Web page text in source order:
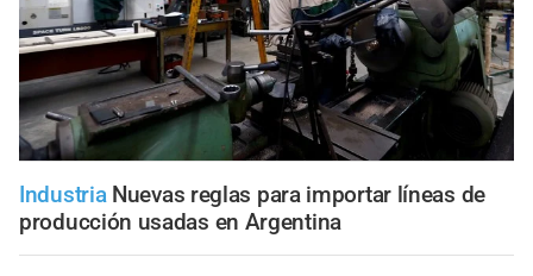
Industria Nuevas reglas para importar líneas de
producción usadas en Argentina